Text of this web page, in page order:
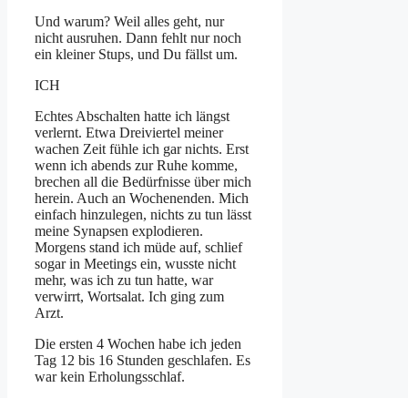
Und warum? Weil alles geht, nur
nicht ausruhen. Dann fehlt nur noch
ein kleiner Stups, und Du fällst um.
ICH
Echtes Abschalten hatte ich längst
verlernt. Etwa Dreiviertel meiner
wachen Zeit fühle ich gar nichts. Erst
wenn ich abends zur Ruhe komme,
brechen all die Bedürfnisse über mich
herein. Auch an Wochenenden. Mich
einfach hinzulegen, nichts zu tun lässt
meine Synapsen explodieren.
Morgens stand ich müde auf, schlief
sogar in Meetings ein, wusste nicht
mehr, was ich zu tun hatte, war
verwirrt, Wortsalat. Ich ging zum
Arzt.
Die ersten 4 Wochen habe ich jeden
Tag 12 bis 16 Stunden geschlafen. Es
war kein Erholungsschlaf.